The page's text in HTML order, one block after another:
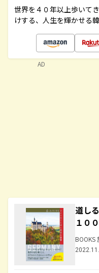
世界を４０年以上歩いて
けする、人生を輝かせる
道し
１００
BOOKS
AD